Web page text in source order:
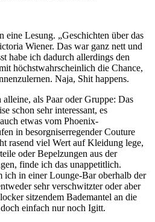
eine Lesung. „Geschichten über das
Wiener. Das war ganz nett und
habe ich dadurch allerdings den
höchstwahrscheinlich die Chance,
Naja, Shit happens.
als Paar oder Gruppe: Das
schon sehr interessant, es
etwas vom Phoenix-
in besorgniserregender Couture
rasend viel Wert auf Kleidung lege,
oder Bepelzungen aus der
finde ich das unappetitlich.
ich in einer Lounge-Bar oberhalb der
sehr verschwitzter oder aber
sitzendem Bademantel an die
einfach nur noch Igitt.